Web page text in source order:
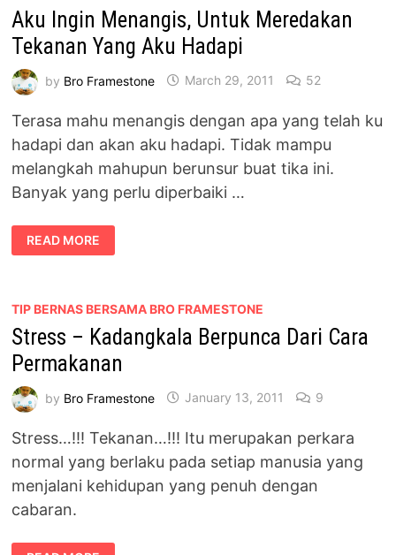
PAPERBAG
HEAD
Aku Ingin Menangis, Untuk Meredakan
Tekanan Yang Aku Hadapi
by Bro Framestone March 29, 2011 52
Terasa mahu menangis dengan apa yang telah ku
hadapi dan akan aku hadapi. Tidak mampu
melangkah mahupun berunsur buat tika ini.
Banyak yang perlu diperbaiki …
AKU
INGIN
MENANGIS,
YANG
HADAPI
READ MORE
TIP BERNAS BERSAMA BRO FRAMESTONE
Stress – Kadangkala Berpunca Dari Cara
Permakanan
by Bro Framestone January 13, 2011 9
Stress…!!! Tekanan…!!! Itu merupakan perkara
normal yang berlaku pada setiap manusia yang
menjalani kehidupan yang penuh dengan
cabaran.
STRESS